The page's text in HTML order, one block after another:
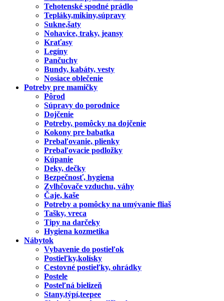
Tehotenské spodné prádlo
Tepláky,mikiny,súpravy
Sukne,šaty
Nohavice, traky, jeansy
Kraťasy
Legíny
Pančuchy
Bundy, kabáty, vesty
Nosiace oblečenie
Potreby pre mamičky
Pôrod
Súpravy do porodnice
Dojčenie
Potreby, pomôcky na dojčenie
Kokony pre babatka
Prebaľovanie, plienky
Prebaľovacie podložky
Kúpanie
Deky, dečky
Bezpečnosť, hygiena
Zvlhčovače vzduchu, váhy
Čaje, kaše
Potreby a pomôcky na umývanie fliaš
Tašky, vreca
Tipy na darčeky
Hygiena kozmetika
Nábytok
Vybavenie do postieľok
Postieľky,kolísky
Cestovné postieľky, ohrádky
Postele
Posteľná bielizeň
Stany,týpí,teepee